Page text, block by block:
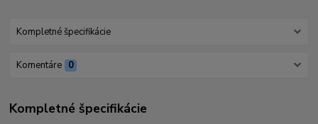
Kompletné špecifikácie
Komentáre 0
Kompletné špecifikácie